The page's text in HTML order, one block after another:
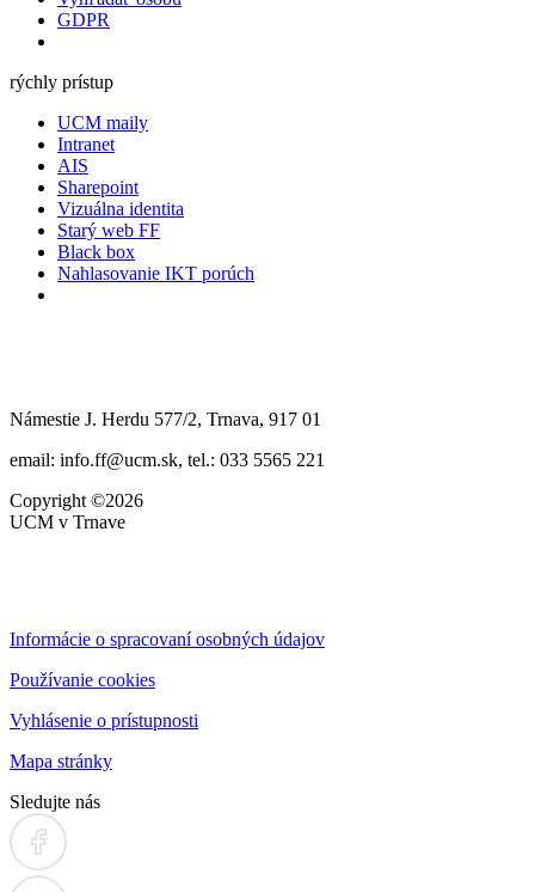
GDPR
rýchly prístup
UCM maily
Intranet
AIS
Sharepoint
Vizuálna identita
Starý web FF
Black box
Nahlasovanie IKT porúch
Námestie J. Herdu 577/2, Trnava, 917 01
email: info.ff@ucm.sk, tel.: 033 5565 221
Copyright ©2026
UCM v Trnave
Informácie o spracovaní osobných údajov
Používanie cookies
Vyhlásenie o prístupnosti
Mapa stránky
Sledujte nás